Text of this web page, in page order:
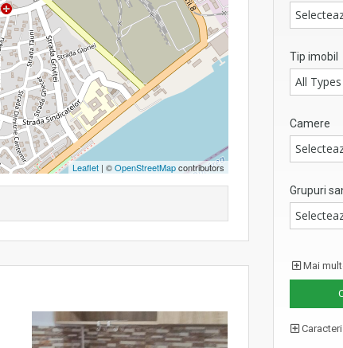
Leaflet | ©OpenStreetMapcontributors
Tip imobil
All Types
Camere
Grupuri
Mai